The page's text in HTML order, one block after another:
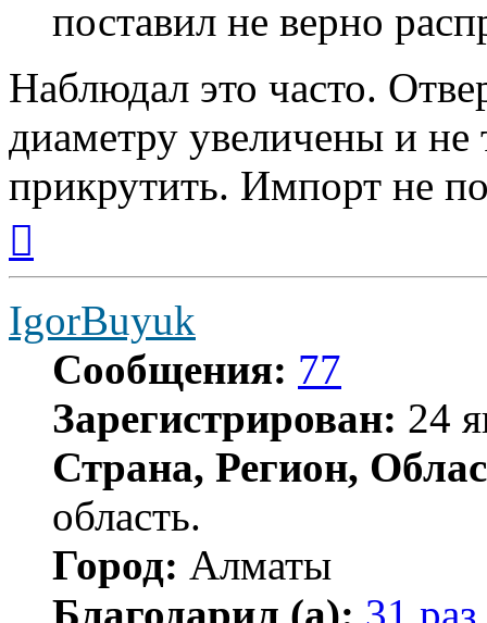
поставил не верно
Наблюдал это часто.
диаметру увеличены и
прикрутить. Импорт не
началу
IgorBuyuk
Сообщения: 77
Зарегистрирован: 24
Страна, Регион,
область.
Город: Алматы
Благодарил (а): 31 раз